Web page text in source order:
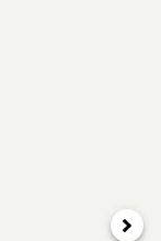
次へ